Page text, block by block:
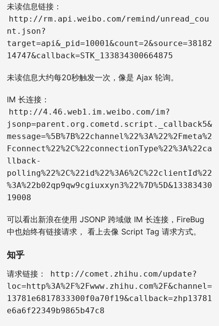
未读信息链接：
http://rm.api.weibo.com/remind/unread_cou
nt.json?
target=api&_pid=10001&count=2&source=38182
14747&callback=STK_133834300664875
未读信息大约每20秒触发一次，像是 Ajax 轮询。
IM 长连接：
http://4.46.web1.im.weibo.com/im?
jsonp=parent.org.cometd.script._callback5&
message=%5B%7B%22channel%22%3A%22%2Fmeta%2
Fconnect%22%2C%22connectionType%22%3A%22ca
llback-
polling%22%2C%22id%22%3A6%2C%22clientId%22
%3A%22b02qp9qw9cgiuxxyn3%22%7D%5D&13383430
19008
可以看出新浪在使用 JSONP 跨域做 IM 长连接，FireBug
中也始终有链接请求， 看上去像 Script Tag 请求方式。
知乎
请求链接：
http://comet.zhihu.com/update?
loc=http%3A%2F%2Fwww.zhihu.com%2F&channel=
13781e6817833300f0a70f19&callback=zhp13781
e6a6f22349b9865b47c8